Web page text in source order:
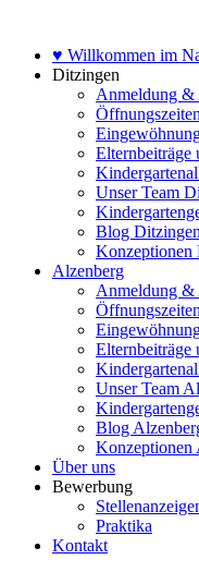
springen♥ Willkommen im
Ditzingen
Anmeldung &
Elternbeiträge
Unser Team
Blog Ditzingen
Konzeptionen
Alzenberg
Anmeldung &
Elternbeiträge
Unser Team
Blog
Konzeptionen
Über uns
Bewerbung
Praktika
Kontakt